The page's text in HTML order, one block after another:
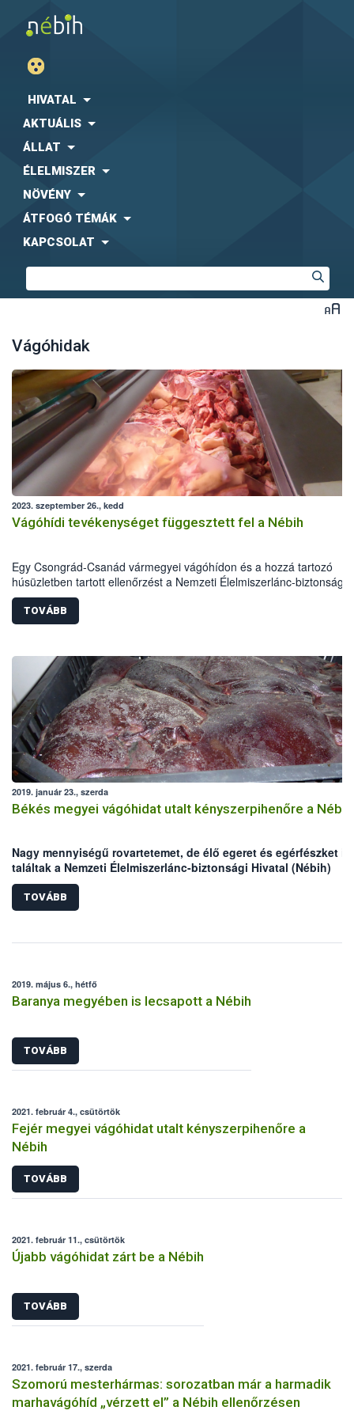
HIVATAL
AKTUÁLIS
ÁLLAT
ÉLELMISZER
NÖVÉNY
ÁTFOGÓ TÉMÁK
KAPCSOLAT
Vágóhidak
2023. szeptember 26., kedd
Vágóhídi tevékenységet függesztett fel a Nébih
Egy Csongrád-Csanád vármegyei vágóhídon és a hozzá tartozó
húsüzletben tartott ellenőrzést a Nemzeti Élelmiszerlánc-biztonsági
Hivatal (Nébih). A vágóhídon olyan súlyos higiéniai problémákat és
nyomonkövetési hiányosságokat tártak fel az ellenőrök, hogy annak
tevékenységét azonnali hatállyal felfüggesztették. Az egységekben
tonna élelmiszert vontak ki a forgalomból a szakemberek.
TOVÁBB
2019. január 23., szerda
Békés megyei vágóhidat utalt kényszerpihenőre a Nébih
Nagy mennyiségű rovartetemet, de élő egeret és egérfészket is
találtak a Nemzeti Élelmiszerlánc-biztonsági Hivatal (Nébih)
szakemberei egy Békés megyei sertés vágóhíd ellenőrzése
A súlyos higiéniai hiányosságokkal működő élelmiszer-
egységnél az állati melléktermék égetését lejárt ideiglenes
élelmiszerbiztonsági problémák miatt a hatóság azonnali
TOVÁBB
2019. május 6., hétfő
Baranya megyében is lecsapott a Nébih
TOVÁBB
2021. február 4., csütörtök
Fejér megyei vágóhidat utalt kényszerpihenőre a
Nébih
TOVÁBB
2021. február 11., csütörtök
Újabb vágóhidat zárt be a Nébih
TOVÁBB
2021. február 17., szerda
Szomorú mesterhármas: sorozatban már a harmadik
marhavágóhíd „vérzett el” a Nébih ellenőrzésen